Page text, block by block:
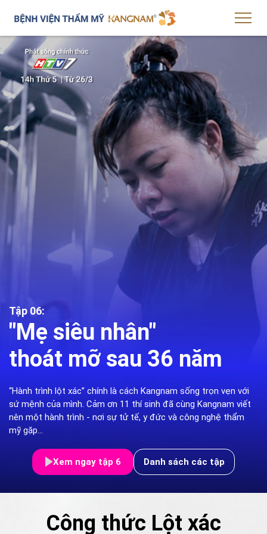
Tập 06:
"Mẹ siêu nhân"
thoát mỡ sau 36 năm
“Hành trình lột xác” chính là cách Kangnam sống trọn vẹn với
sứ mệnh của mình. Cảm ơn 11 thí sinh đã cùng Kangnam viết
nên một hành trình - nơi sự tử tế, y đức và công nghệ thẩm
mỹ gặp...
Xem ngay tập 6 Danh sách các tập
Công thức Lột xác
Công thức Lột xác
Công thức Lột xác
Công thức Lột xác
Công thức Lột xác
Công thức Lột xác